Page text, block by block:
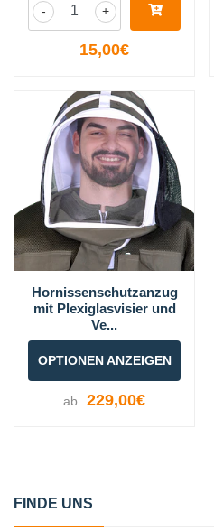
+
-
15,00€
Hornissenschutzanzug
mit Plexiglasvisier und
Ve...
OPTIONEN ANZEIGEN
ab 229,00€
FINDE UNS